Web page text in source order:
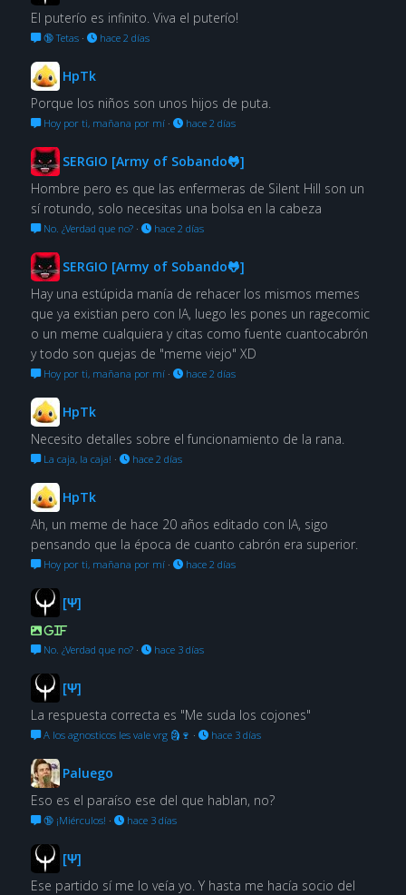
El puterío es infinito. Viva el puterío!
🔞 Tetas· hace 2 días
HpTk
Porque los niños son unos hijos de puta.
Hoy por ti, mañana por mí· hace 2 días
SERGIO [Army of Sobando🐸]
Hombre pero es que las enfermeras de Silent Hill son un
sí rotundo, solo necesitas una bolsa en la cabeza
No. ¿Verdad que no?· hace 2 días
SERGIO [Army of Sobando🐸]
Hay una estúpida manía de rehacer los mismos memes
que ya existian pero con IA, luego les pones un ragecomic
o un meme cualquiera y citas como fuente cuantocabrón
y todo son quejas de "meme viejo" XD
Hoy por ti, mañana por mí· hace 2 días
HpTk
Necesito detalles sobre el funcionamiento de la rana.
La caja, la caja! · hace 2 días
HpTk
Ah, un meme de hace 20 años editado con IA, sigo
pensando que la época de cuanto cabrón era superior.
Hoy por ti, mañana por mí· hace 2 días
[Ψ]
GIF
No. ¿Verdad que no?· hace 3 días
[Ψ]
La respuesta correcta es "Me suda los cojones"
A los agnosticos les vale vrg 🗿🍷 · hace 3 días
Paluego
Eso es el paraíso ese del que hablan, no?
🔞 ¡Miérculos! · hace 3 días
[Ψ]
Ese partido sí me lo veía yo. Y hasta me hacía socio del